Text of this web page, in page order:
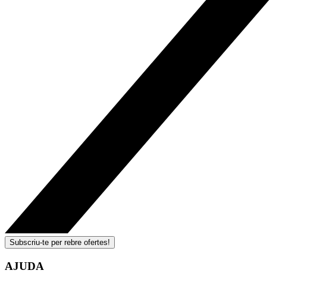
Subscriu-te per rebre ofertes!
AJUDA